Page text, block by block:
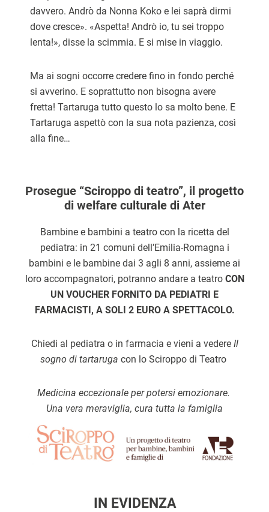
davvero. Andrò da Nonna Koko e lei saprà dirmi
dove cresce». «Aspetta! Andrò io, tu sei troppo
lenta!», disse la scimmia. E si mise in viaggio.
Ma ai sogni occorre credere fino in fondo perché
si avverino. E soprattutto non bisogna avere
fretta! Tartaruga tutto questo lo sa molto bene. E
Tartaruga aspettò con la sua nota pazienza, così
alla fine…
Prosegue “Sciroppo di teatro”, il progetto
di welfare culturale di Ater
Bambine e bambini a teatro con la ricetta del
pediatra: in 21 comuni dell’Emilia-Romagna i
bambini e le bambine dai 3 agli 8 anni, assieme ai
loro accompagnatori, potranno andare a teatro CON
UN VOUCHER FORNITO DA PEDIATRI E
FARMACISTI, A SOLI 2 EURO A SPETTACOLO.
Chiedi al pediatra o in farmacia e vieni a vedere Il
sogno di tartaruga con lo Sciroppo di Teatro
Medicina eccezionale per potersi emozionare.
Una vera meraviglia, cura tutta la famiglia
IN EVIDENZA